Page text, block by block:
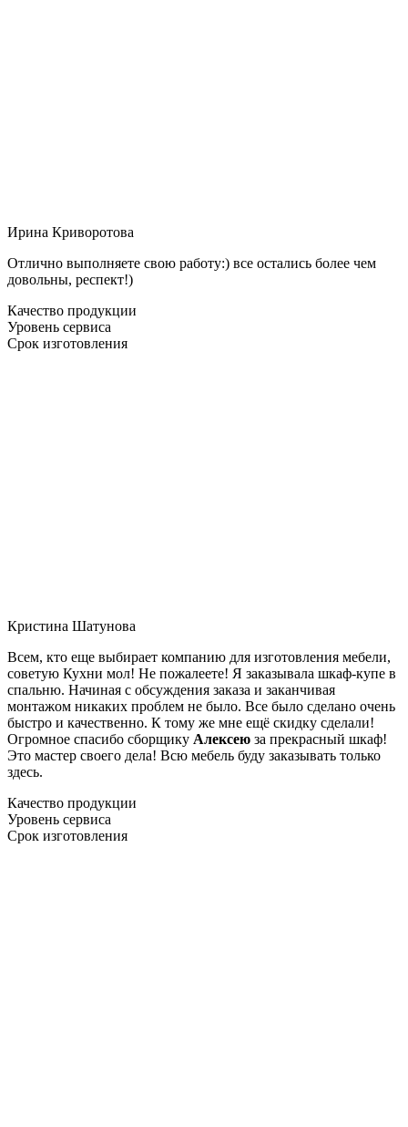
Ирина Криворотова
Отлично выполняете свою работу:) все остались более чем
довольны, респект!)
Качество продукции
Уровень сервиса
Срок изготовления
Кристина Шатунова
Всем, кто еще выбирает компанию для изготовления мебели,
советую Кухни мол! Не пожалеете! Я заказывала шкаф-купе в
спальню. Начиная с обсуждения заказа и заканчивая
монтажом никаких проблем не было. Все было сделано очень
быстро и качественно. К тому же мне ещё скидку сделали!
Огромное спасибо сборщику Алексею за прекрасный шкаф!
Это мастер своего дела! Всю мебель буду заказывать только
здесь.
Качество продукции
Уровень сервиса
Срок изготовления